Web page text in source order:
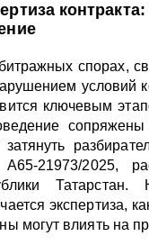
спорах,
условий
ключевым
затянуть
21973/2025,
экспертиза,
могут влиять на